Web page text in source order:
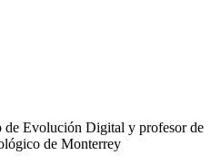
Evolución Digital y profesor de
de Monterrey